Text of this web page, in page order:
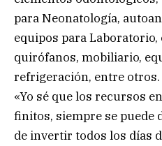
para Neonatología,
equipos para
quirófanos, mobiliario,
refrigeración, entre otros.
«Yo sé que los recursos
finitos, siempre se puede
de invertir todos los días